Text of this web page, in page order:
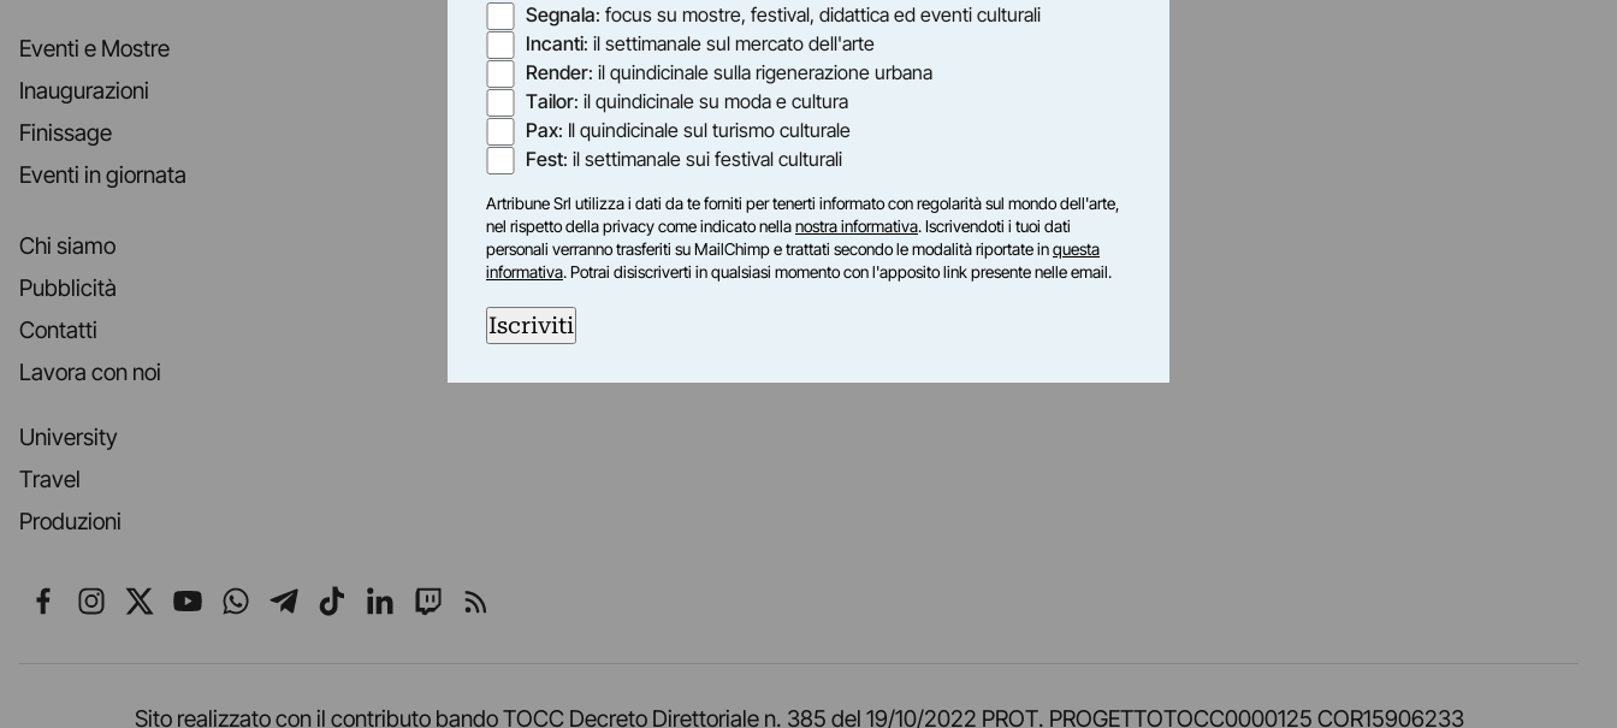
Eventi e Mostre
Inaugurazioni
Finissage
Eventi in giornata
Chi siamo
Pubblicità
Contatti
Lavora con noi
University
Travel
Produzioni
Seguici su Facebook
Seguici su Instagram
Seguici su X
Seguici su YouTube
Seguici su WhatsApp
Seguici su Telegram
Seguici su TikTok
Seguici su LinkedIn
Seguici su Twitch
Seguici su Rss
Sito realizzato con il contributo bando TOCC Decreto Direttoriale n. 385 del 19/10/2022 PROT. PROGETTOTOCC0000125 COR15906233
Segnala: focus su mostre, festival, didattica ed eventi culturali
Incanti: il settimanale sul mercato dell'arte
Render: il quindicinale sulla rigenerazione urbana
Tailor: il quindicinale su moda e cultura
Pax: Il quindicinale sul turismo culturale
Fest: il settimanale sui festival culturali
Artribune Srl utilizza i dati da te forniti per tenerti informato con regolarità sul mondo dell'arte,
nel rispetto della privacy come indicato nellanostra informativa. Iscrivendoti i tuoi dati
personali verranno trasferiti su MailChimp e trattati secondo le modalità riportate inquesta
informativa. Potrai disiscriverti in qualsiasi momento con l'apposito link presente nelle email.
Iscriviti